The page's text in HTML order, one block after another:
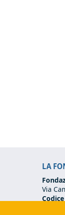
LA
Via